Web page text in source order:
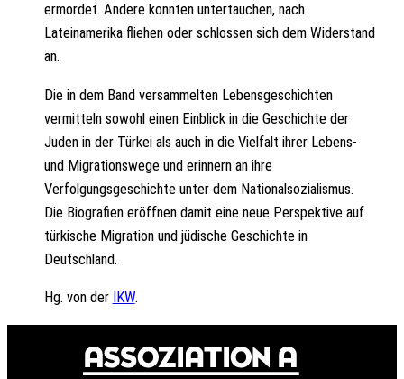
ermordet. Andere konnten untertauchen, nach
Lateinamerika fliehen oder schlossen sich dem Widerstand
an.
Die in dem Band versammelten Lebensgeschichten
vermitteln sowohl einen Einblick in die Geschichte der
Juden in der Türkei als auch in die Vielfalt ihrer Lebens-
und Migrationswege und erinnern an ihre
Verfolgungsgeschichte unter dem Nationalsozialismus.
Die Biografien eröffnen damit eine neue Perspektive auf
türkische Migration und jüdische Geschichte in
Deutschland.
Hg. von der IKW.